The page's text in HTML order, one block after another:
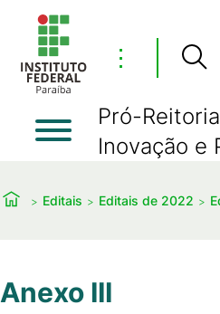
⋮
Pró-
Inovação e
Editais Editais de 2022
Anexo III